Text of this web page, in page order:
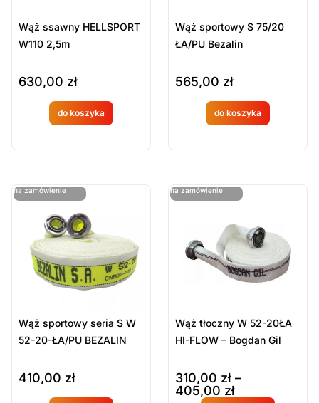
Wąż ssawny HELLSPORT
W110 2,5m
630,00 zł
do koszyka
Produkt
na
zamówien
Wąż sportowy S 75/20
ŁA/PU Bezalin
565,00 zł
do koszyka
Produkt
na
zamówien
na zamówienie
ostatnie sztuki
Wąż sportowy seria S W
52-20-ŁA/PU BEZALIN
410,00 zł
na zamówienie
ostatnie sztuki
Wąż tłoczny W 52-20ŁA
HI-FLOW – Bogdan Gil
310,00 zł –
405,00 zł